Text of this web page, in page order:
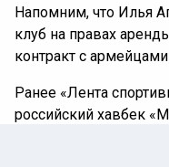
Напомним, что Илья
клуб на правах
контракт с
Ранее «Лента
российский хавбек